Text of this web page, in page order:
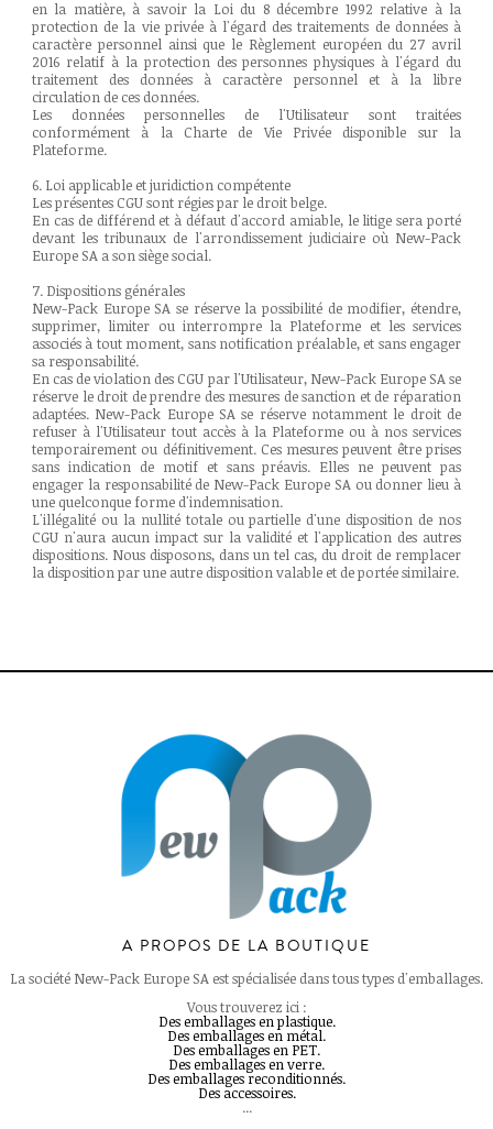
en la matière, à savoir la Loi du 8 décembre 1992 relative à la
protection de la vie privée à l'égard des traitements de données à
caractère personnel ainsi que le Règlement européen du 27 avril
2016 relatif à la protection des personnes physiques à l'égard du
traitement des données à caractère personnel et à la libre
circulation de ces données.
Les données personnelles de l'Utilisateur sont traitées
conformément à la Charte de Vie Privée disponible sur la
Plateforme.
6. Loi applicable et juridiction compétente
Les présentes CGU sont régies par le droit belge.
En cas de différend et à défaut d'accord amiable, le litige sera porté
devant les tribunaux de l'arrondissement judiciaire où New-Pack
Europe SA a son siège social.
7. Dispositions générales
New-Pack Europe SA se réserve la possibilité de modifier, étendre,
supprimer, limiter ou interrompre la Plateforme et les services
associés à tout moment, sans notification préalable, et sans engager
sa responsabilité.
En cas de violation des CGU par l'Utilisateur, New-Pack Europe SA se
réserve le droit de prendre des mesures de sanction et de réparation
adaptées. New-Pack Europe SA se réserve notamment le droit de
refuser à l'Utilisateur tout accès à la Plateforme ou à nos services
temporairement ou définitivement. Ces mesures peuvent être prises
sans indication de motif et sans préavis. Elles ne peuvent pas
engager la responsabilité de New-Pack Europe SA ou donner lieu à
une quelconque forme d'indemnisation.
L'illégalité ou la nullité totale ou partielle d'une disposition de nos
CGU n'aura aucun impact sur la validité et l'application des autres
dispositions. Nous disposons, dans un tel cas, du droit de remplacer
la disposition par une autre disposition valable et de portée similaire.
A PROPOS DE LA BOUTIQUE
La société New-Pack Europe SA est spécialisée dans tous types d'emballages.
Vous trouverez ici :
Des emballages en plastique.
Des emballages en métal.
Des emballages en PET.
Des emballages en verre.
Des emballages reconditionnés.
Des accessoires.
...